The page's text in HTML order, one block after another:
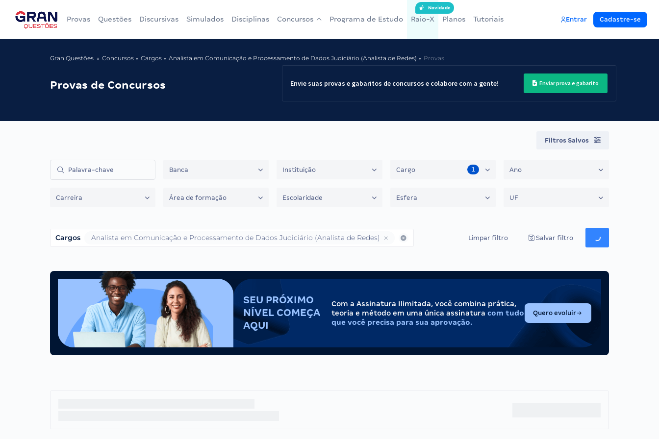
Provas Questões Discursivas Simulados Disciplinas Concursos Programa de Estudo Raio-X
Novidade
Planos Tutoriais Entrar Cadastre-se
Gran Questões Concursos Cargos Analista em Comunicação e Processamento de Dados Judiciário (Analista de Redes) Provas
Provas de Concursos Envie suas provas e gabaritos de concursos e colabore com a gente! Enviar prova e gabarito
Filtros Salvos
Banca Instituição Cargo 1 Ano
Carreira Área de formação Escolaridade Esfera UF
Cargos Analista em Comunicação e Processamento de Dados Judiciário (Analista de Redes) Limpar filtro Salvar filtro
SEU PRÓXIMO
NÍVEL COMEÇA
AQUI
Com a Assinatura Ilimitada, você combina prática,
teoria e método em uma única assinatura com tudo
que você precisa para sua aprovação.
Quero evoluir(abre em nova aba)